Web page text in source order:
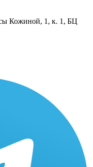
Кожиной, 1, к. 1, БЦ